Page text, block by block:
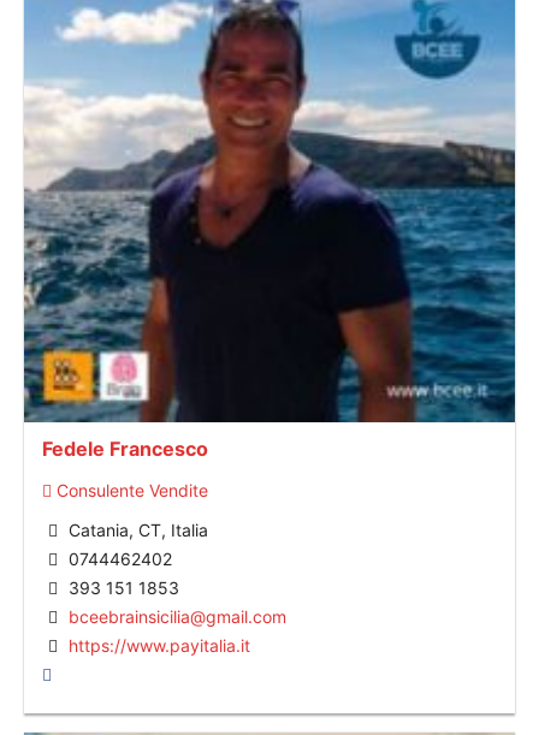
Fedele Francesco
Consulente Vendite
Catania, CT, Italia
0744462402
393 151 1853
bceebrainsicilia@gmail.com
https://www.payitalia.it